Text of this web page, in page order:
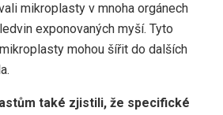
mikroplasty v mnoha orgánech
exponovaných myší. Tyto
mohou šířit do dalších
také zjistili, že specifické